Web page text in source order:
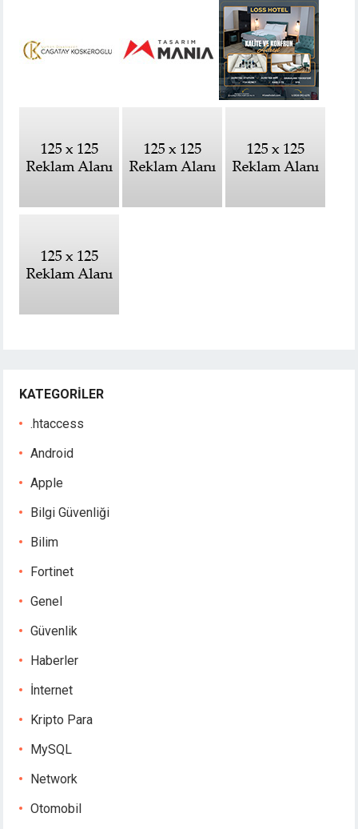
KATEGORILER
.htaccess
Android
Apple
Bilgi Güvenliği
Bilim
Fortinet
Genel
Güvenlik
Haberler
İnternet
Kripto Para
MySQL
Network
Otomobil